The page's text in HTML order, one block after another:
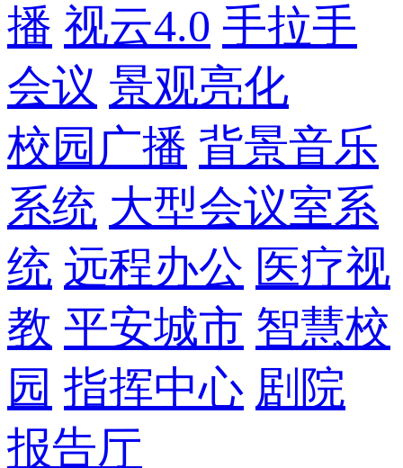
播 视云4.0 手拉手
会议 景观亮化
校园广播 背景音乐
系统 大型会议室系
统 远程办公 医疗视
教 平安城市 智慧校
园 指挥中心 剧院
报告厅